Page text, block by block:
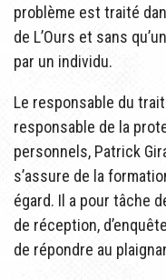
problème est traité
de L’Ours et sans
par un individu.
Le responsable du
responsable de la
personnels, Patrick
s’assure de la
égard. Il a pour tâche
de réception,
de répondre au